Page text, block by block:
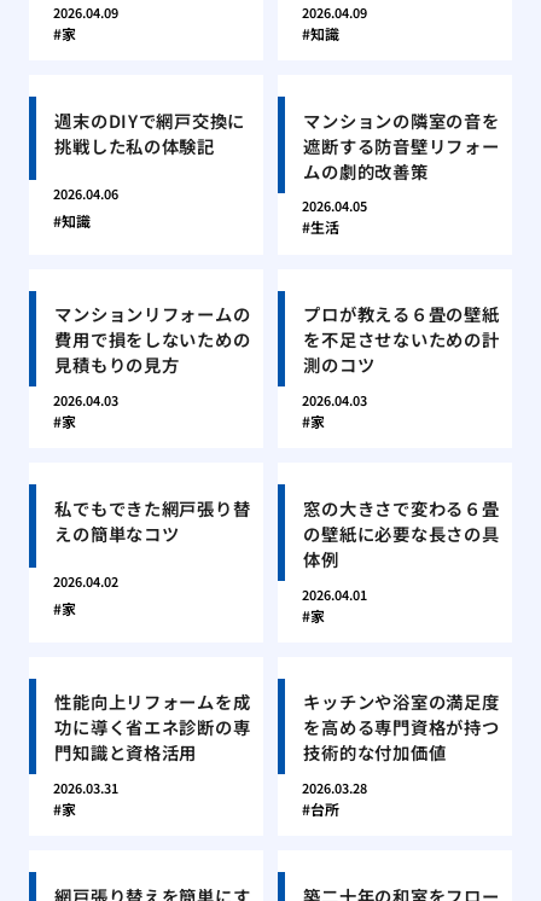
2026.04.09
家
2026.04.09
知識
週末のDIYで網戸交換に
挑戦した私の体験記
2026.04.06
知識
マンションの隣室の音を
遮断する防音壁リフォー
ムの劇的改善策
2026.04.05
生活
マンションリフォームの
費用で損をしないための
見積もりの見方
2026.04.03
家
プロが教える６畳の壁紙
を不足させないための計
測のコツ
2026.04.03
家
私でもできた網戸張り替
えの簡単なコツ
2026.04.02
家
窓の大きさで変わる６畳
の壁紙に必要な長さの具
体例
2026.04.01
家
性能向上リフォームを成
功に導く省エネ診断の専
門知識と資格活用
2026.03.31
家
キッチンや浴室の満足度
を高める専門資格が持つ
技術的な付加価値
2026.03.28
台所
網戸張り替えを簡単にす
築二十年の和室をフロー